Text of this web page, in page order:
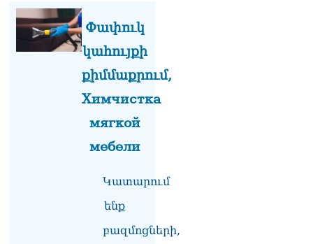
Փափուկ
կահույքի
քիմմաքրում,
Химчистка
мягкой
мебели
Կատարում
ենք
բազմոցների,
հոգևորականների դեմ
քրեական գործընթացի
ազգային
արտաքին ճակատում հայ
ժողովրդի շահերի